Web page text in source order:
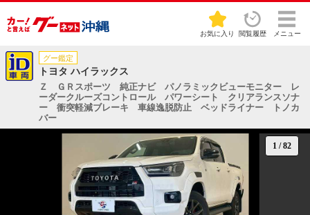
お気に入り 閲覧履歴 メニュー
グー鑑定
トヨタ ハイラックス
Ｚ ＧＲスポーツ 純正ナビ パノラミックビューモニター レ
ーダークルーズコントロール パワーシート クリアランスソナ
ー 衝突軽減ブレーキ 車線逸脱防止 ベッドライナー トノカ
バー
1 /82